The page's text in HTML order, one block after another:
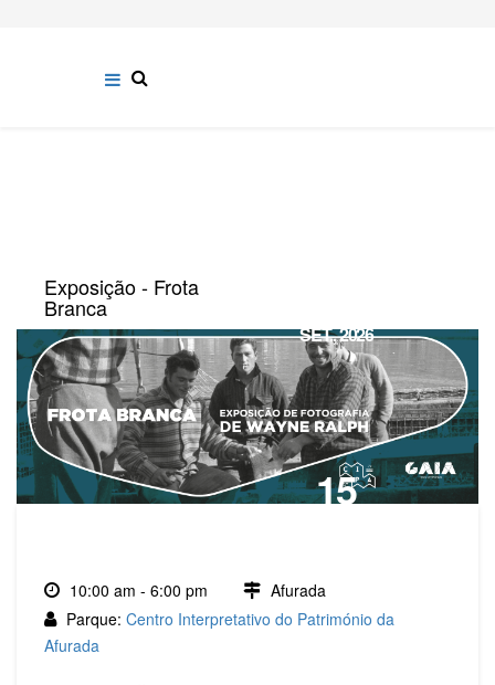
Exposição - Frota
Branca
SET., 2026
15
10:00 am - 6:00 pm
Afurada
Parque: Centro Interpretativo do Património da
Afurada